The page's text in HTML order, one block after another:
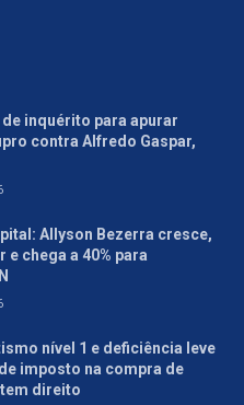
inquérito para apurar
contra Alfredo Gaspar,
Allyson Bezerra cresce,
e chega a 40% para
nível 1 e deficiência leve
imposto na compra de
direito